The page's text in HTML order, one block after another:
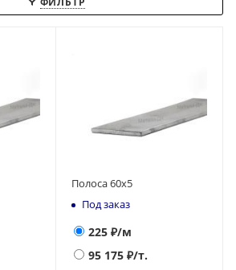
Полоса 60х5
Под заказ
225 ₽/м
95 175 ₽/т.